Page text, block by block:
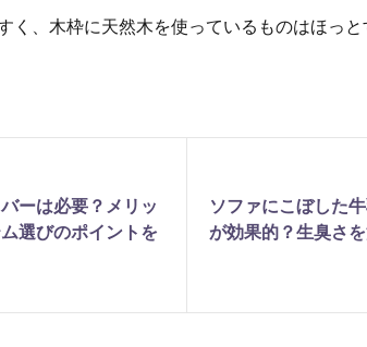
く、木枠に天然木を使っているものはほっ
ーは必要？メリッ
選びのポイントを
ソファにこぼした
が効果的？生臭さ